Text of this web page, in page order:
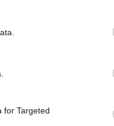
for Targeted